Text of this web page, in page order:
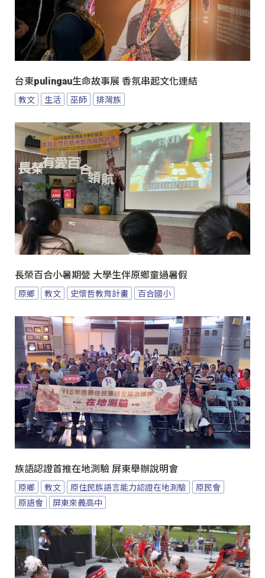
台東pulingau生命故事展 香氛串起文化連結
教文 生活 巫師 排灣族
長榮百合小暑期營 大學生伴原鄉童過暑假
原鄉 教文 史懷哲教育計畫 百合國小
族語認證首推在地測驗 屏東舉辦說明會
原鄉 教文 原住民族語言能力認證在地測驗
原民會
原語會
屏東來義高中